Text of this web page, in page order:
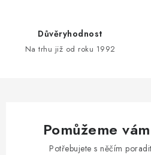
Důvěryhodnost
Na trhu již od roku 1992
Pomůžeme
Potřebujete s něčím